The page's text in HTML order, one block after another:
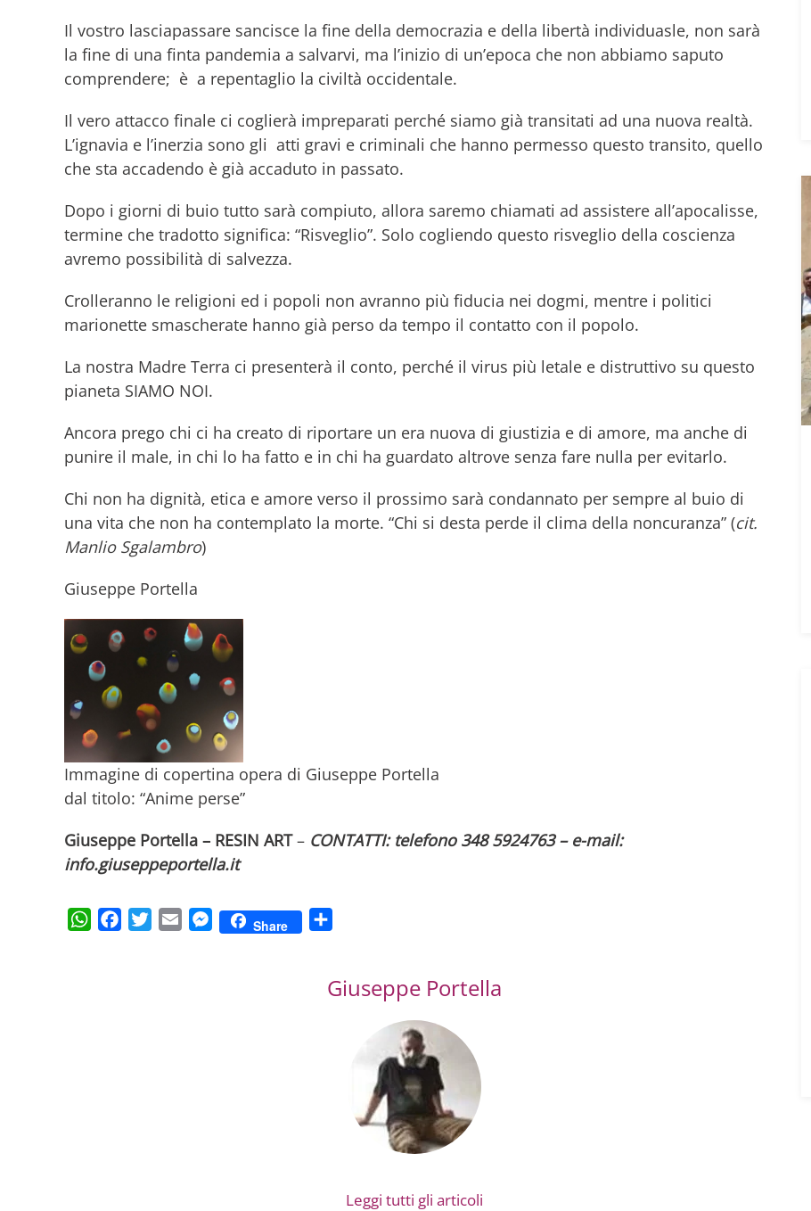
Il vostro lasciapassare sancisce la fine della democrazia e della libertà individuasle, non sarà
la fine di una finta pandemia a salvarvi, ma l’inizio di un’epoca che non abbiamo saputo
comprendere; è a repentaglio la civiltà occidentale.
Il vero attacco finale ci coglierà impreparati perché siamo già transitati ad una nuova realtà.
L’ignavia e l’inerzia sono gli atti gravi e criminali che hanno permesso questo transito, quello
che sta accadendo è già accaduto in passato.
Dopo i giorni di buio tutto sarà compiuto, allora saremo chiamati ad assistere all’apocalisse,
termine che tradotto significa: “Risveglio”. Solo cogliendo questo risveglio della coscienza
avremo possibilità di salvezza.
Crolleranno le religioni ed i popoli non avranno più fiducia nei dogmi, mentre i politici
marionette smascherate hanno già perso da tempo il contatto con il popolo.
La nostra Madre Terra ci presenterà il conto, perché il virus più letale e distruttivo su questo
pianeta SIAMO NOI.
Ancora prego chi ci ha creato di riportare un era nuova di giustizia e di amore, ma anche di
punire il male, in chi lo ha fatto e in chi ha guardato altrove senza fare nulla per evitarlo.
Chi non ha dignità, etica e amore verso il prossimo sarà condannato per sempre al buio di
una vita che non ha contemplato la morte. “Chi si desta perde il clima della noncuranza” (cit.
Manlio Sgalambro)
Giuseppe Portella
Immagine di copertina opera di Giuseppe Portella
dal titolo: “Anime perse”
Giuseppe Portella – RESIN ART– CONTATTI: telefono 348 5924763 – e-mail:
info.giuseppeportella.it
WhatsAppFacebookTwitterEmail Messenger
Share
Giuseppe Portella
Leggi tutti gli articoli